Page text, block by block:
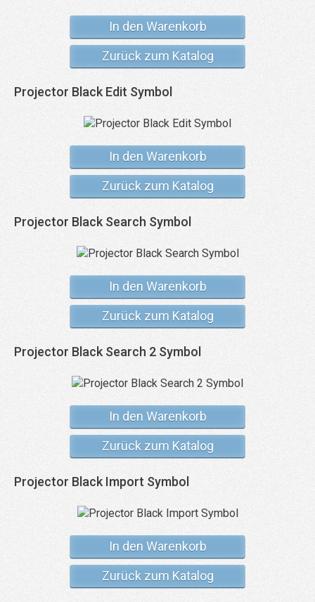
In den Warenkorb
Zurück zum Katalog
Projector Black Edit Symbol
In den Warenkorb
Zurück zum Katalog
Projector Black Search Symbol
In den Warenkorb
Zurück zum Katalog
Projector Black Search 2 Symbol
In den Warenkorb
Zurück zum Katalog
Projector Black Import Symbol
In den Warenkorb
Zurück zum Katalog